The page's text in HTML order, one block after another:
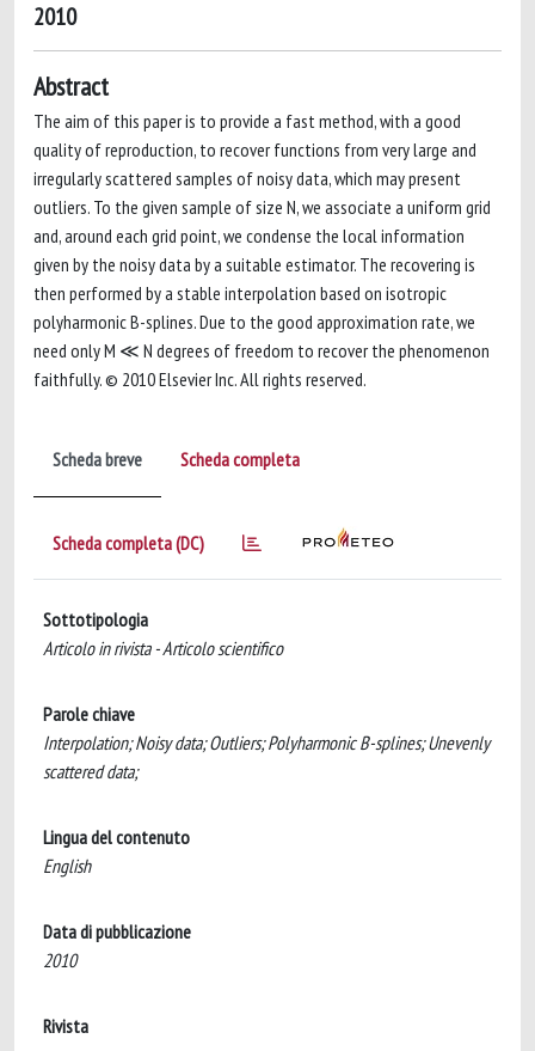
2010
Abstract
The aim of this paper is to provide a fast method, with a good
quality of reproduction, to recover functions from very large and
irregularly scattered samples of noisy data, which may present
outliers. To the given sample of size N, we associate a uniform grid
and, around each grid point, we condense the local information
given by the noisy data by a suitable estimator. The recovering is
then performed by a stable interpolation based on isotropic
polyharmonic B-splines. Due to the good approximation rate, we
need only M ≪ N degrees of freedom to recover the phenomenon
faithfully. © 2010 Elsevier Inc. All rights reserved.
Scheda breve Scheda completa
Scheda completa (DC)
Sottotipologia
Articolo in rivista - Articolo scientifico
Parole chiave
Interpolation; Noisy data; Outliers; Polyharmonic B-splines; Unevenly
scattered data;
Lingua del contenuto
English
Data di pubblicazione
2010
Rivista